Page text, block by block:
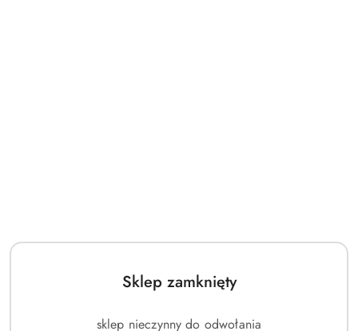
Sklep zamknięty
sklep nieczynny do odwołania